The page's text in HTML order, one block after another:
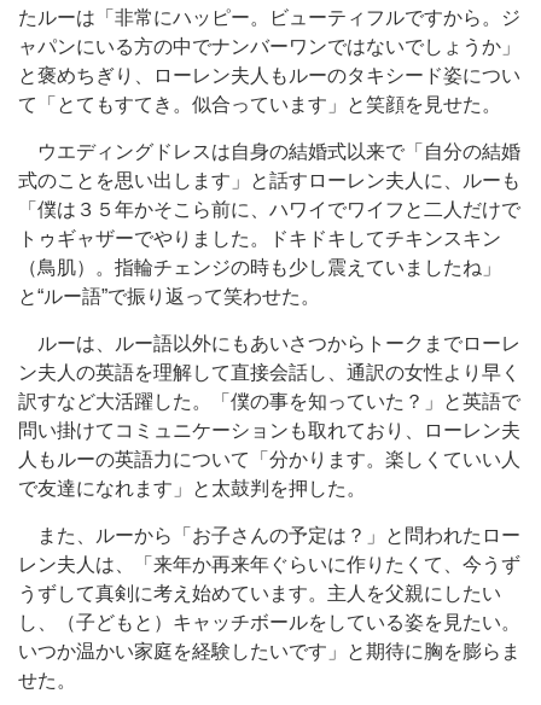
たルーは「非常にハッピー。ビューティフルですから。ジ
ャパンにいる方の中でナンバーワンではないでしょうか」
と褒めちぎり、ローレン夫人もルーのタキシード姿につい
て「とてもすてき。似合っています」と笑顔を見せた。
ウエディングドレスは自身の結婚式以来で「自分の結婚
式のことを思い出します」と話すローレン夫人に、ルーも
「僕は３５年かそこら前に、ハワイでワイフと二人だけで
トゥギャザーでやりました。ドキドキしてチキンスキン
（鳥肌）。指輪チェンジの時も少し震えていましたね」
と“ルー語”で振り返って笑わせた。
ルーは、ルー語以外にもあいさつからトークまでローレ
ン夫人の英語を理解して直接会話し、通訳の女性より早く
訳すなど大活躍した。「僕の事を知っていた？」と英語で
問い掛けてコミュニケーションも取れており、ローレン夫
人もルーの英語力について「分かります。楽しくていい人
で友達になれます」と太鼓判を押した。
また、ルーから「お子さんの予定は？」と問われたロー
レン夫人は、「来年か再来年ぐらいに作りたくて、今うず
うずして真剣に考え始めています。主人を父親にしたい
し、（子どもと）キャッチボールをしている姿を見たい。
いつか温かい家庭を経験したいです」と期待に胸を膨らま
せた。